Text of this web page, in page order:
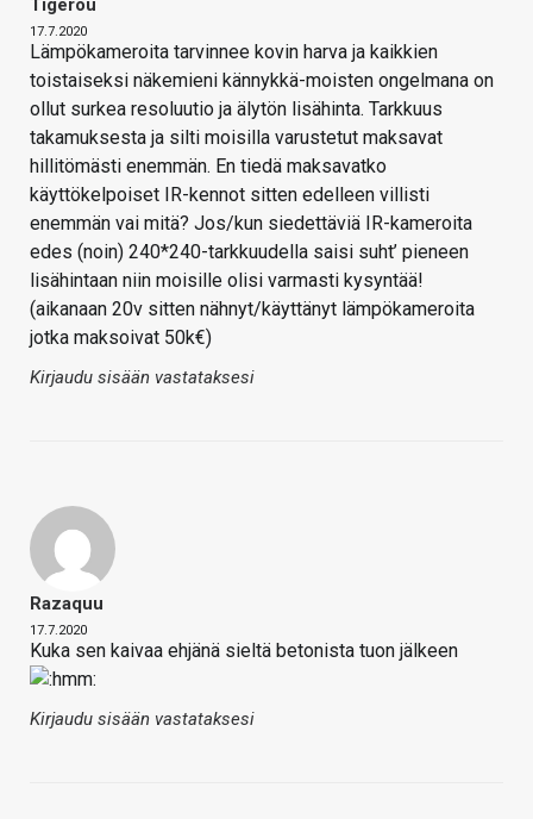
Tigerou
17.7.2020
Lämpökameroita tarvinnee kovin harva ja kaikkien
toistaiseksi näkemieni kännykkä-moisten ongelmana on
ollut surkea resoluutio ja älytön lisähinta. Tarkkuus
takamuksesta ja silti moisilla varustetut maksavat
hillitömästi enemmän. En tiedä maksavatko
käyttökelpoiset IR-kennot sitten edelleen villisti
enemmän vai mitä? Jos/kun siedettäviä IR-kameroita
edes (noin) 240*240-tarkkuudella saisi suht’ pieneen
lisähintaan niin moisille olisi varmasti kysyntää!
(aikanaan 20v sitten nähnyt/käyttänyt lämpökameroita
jotka maksoivat 50k€)
Kirjaudu sisään vastataksesi
Razaquu
17.7.2020
Kuka sen kaivaa ehjänä sieltä betonista tuon jälkeen
Kirjaudu sisään vastataksesi